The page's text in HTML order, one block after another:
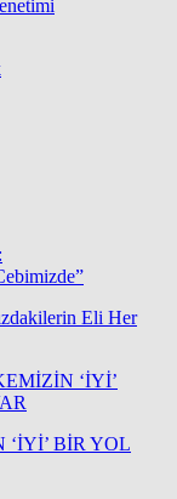
Eli Her
BİR YOL